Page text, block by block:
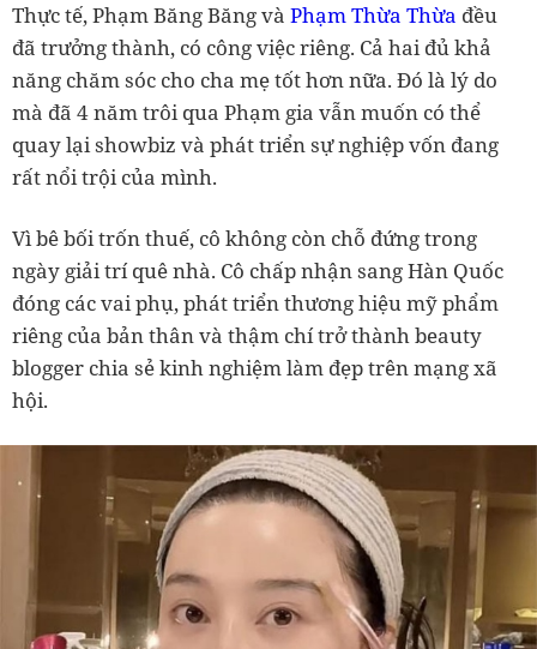
Thực tế, Phạm Băng Băng và Phạm Thừa Thừa đều
đã trưởng thành, có công việc riêng. Cả hai đủ khả
năng chăm sóc cho cha mẹ tốt hơn nữa. Đó là lý do
mà đã 4 năm trôi qua Phạm gia vẫn muốn có thể
quay lại showbiz và phát triển sự nghiệp vốn đang
rất nổi trội của mình.
Vì bê bối trốn thuế, cô không còn chỗ đứng trong
ngày giải trí quê nhà. Cô chấp nhận sang Hàn Quốc
đóng các vai phụ, phát triển thương hiệu mỹ phẩm
riêng của bản thân và thậm chí trở thành beauty
blogger chia sẻ kinh nghiệm làm đẹp trên mạng xã
hội.